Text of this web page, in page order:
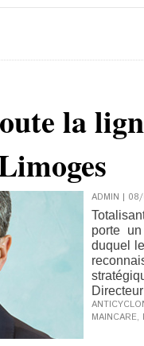
la
ADMIN |
porte
duquel
MAINCARE,